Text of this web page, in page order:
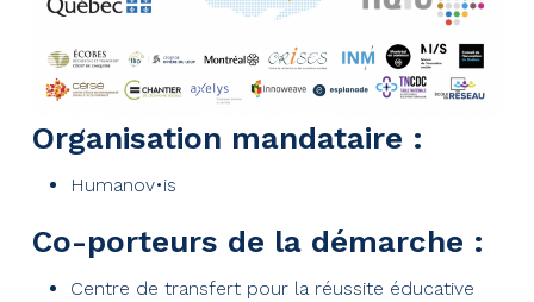
Organisation mandataire :
Humanov•is
Co-porteurs de la démarche :
Centre de transfert pour la réussite éducative